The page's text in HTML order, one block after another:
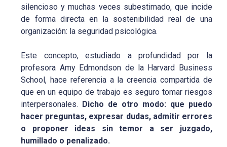
silencioso y muchas veces subestimado, que incide
de forma directa en la sostenibilidad real de una
organización: la seguridad psicológica.
Este concepto, estudiado a profundidad por la
profesora Amy Edmondson de la Harvard Business
School, hace referencia a la creencia compartida de
que en un equipo de trabajo es seguro tomar riesgos
interpersonales. Dicho de otro modo: que puedo
hacer preguntas, expresar dudas, admitir errores
o proponer ideas sin temor a ser juzgado,
humillado o penalizado.